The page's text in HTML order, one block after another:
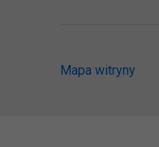
Mapa witryny